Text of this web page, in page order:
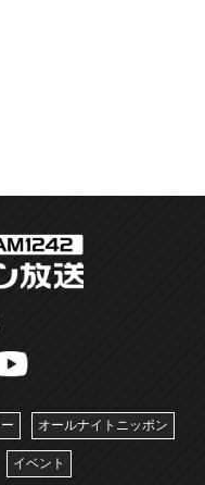
オールナイトニッポン
イベント